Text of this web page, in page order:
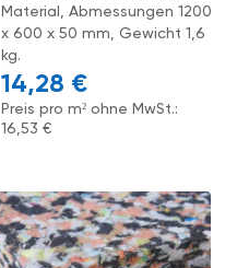
Material, Abmessungen 1200
x 600 x 50 mm, Gewicht 1,6
kg.
14,28 €
Preis pro m² ohne MwSt.:
16,53€